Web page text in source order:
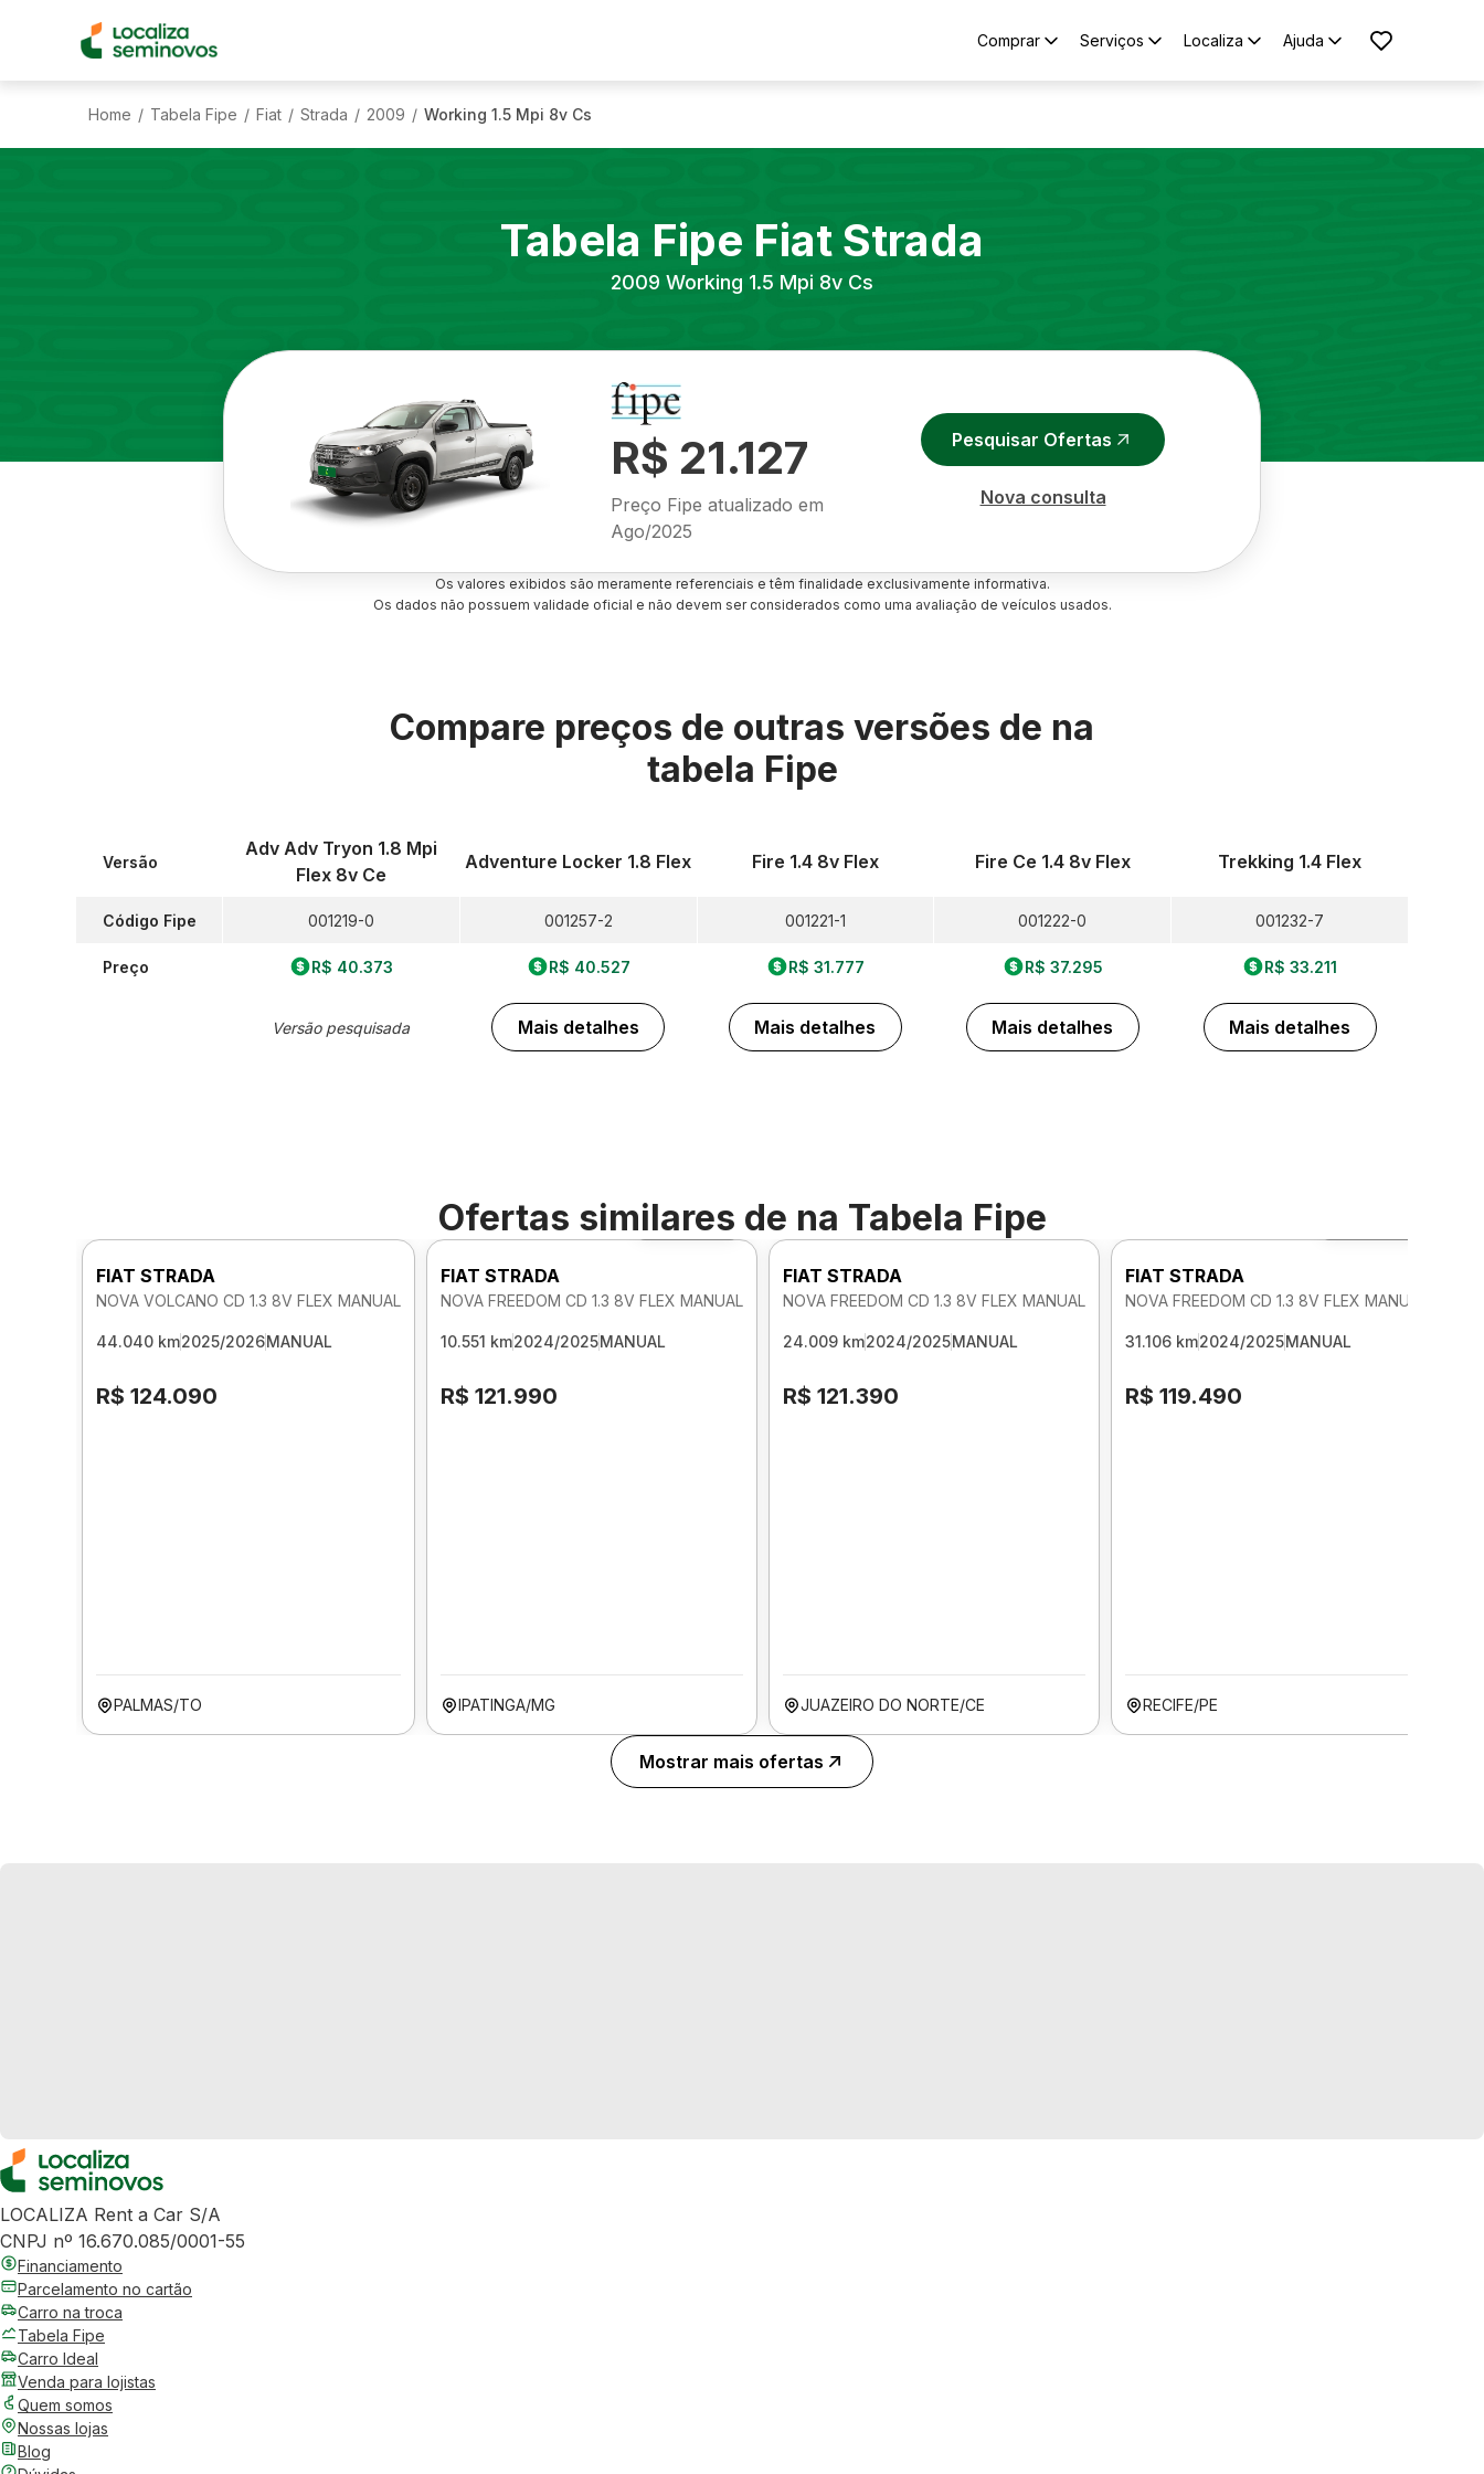
Comprar Serviços Localiza Ajuda
Home / Tabela Fipe / Fiat / Strada / 2009 / Working 1.5 Mpi 8v Cs
Tabela Fipe Fiat Strada
2009 Working 1.5 Mpi 8v Cs
R$ 21.127
Preço Fipe atualizado em
Ago/2025
Pesquisar Ofertas
Nova consulta
Os valores exibidos são meramente referenciais e têm finalidade exclusivamente informativa.
Os dados não possuem validade oficial e não devem ser considerados como uma avaliação de veículos usados.
Compare preços de outras versões de na
tabela Fipe
Versão
Código Fipe
Preço
Adv Adv Tryon 1.8 Mpi
Flex 8v Ce
001219-0
R$ 40.373
Versão pesquisada
Adventure Locker 1.8 Flex
001257-2
R$ 40.527
Mais detalhes
Fire 1.4 8v Flex
001221-1
R$ 31.777
Mais detalhes
Fire Ce 1.4 8v Flex
001222-0
R$ 37.295
Mais detalhes
Trekking 1.4 Flex
001232-7
R$ 33.211
Mais detalhes
Ofertas similares de na Tabela Fipe
FIAT STRADA
NOVA VOLCANO CD 1.3 8V FLEX MANUAL
44.040 km2025/2026MANUAL
R$ 124.090
PALMAS/TO
Foto 360º
FIAT STRADA
NOVA FREEDOM CD 1.3 8V FLEX MANUAL
10.551 km2024/2025MANUAL
R$ 121.990
IPATINGA/MG
FIAT STRADA
NOVA FREEDOM CD 1.3 8V FLEX MANUAL
24.009 km2024/2025MANUAL
R$ 121.390
JUAZEIRO DO NORTE/CE
FIAT STRADA
NOVA FREEDOM CD 1.3 8V FLEX MANUAL
31.106 km2024/2025MANUAL
R$ 119.490
RECIFE/PE
Mostrar mais ofertas
LOCALIZA Rent a Car S/A
CNPJ nº 16.670.085/0001-55
Financiamento
Parcelamento no cartão
Carro na troca
Tabela Fipe
Carro Ideal
Venda para lojistas
Quem somos
Nossas lojas
Blog